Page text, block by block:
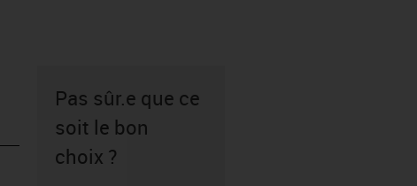
Pas sûr.e que ce
soit le bon
choix ?